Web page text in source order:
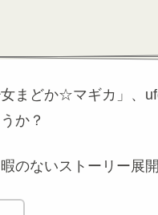
まどか☆マギカ」、
か？
のないストーリー展